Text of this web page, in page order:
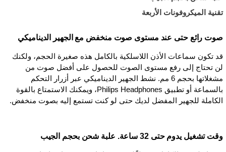
تقنية الميكروفونات الأربعة
صوت رائع حتى عند مستوى صوت منخفض مع الجهير الديناميكي
قد تكون سماعات الأذن اللاسلكية بالكامل هذه صغيرة الحجم، ولكنك
لن تحتاج إلى رفع مستوى الصوت للحصول على أفضل صوت من
مشغلاتها بحجم 6 مم. نشط الجهير الديناميكي عبر أزرار التحكم
بالسماعة أو تطبيق Philips Headphones، ويمكنك الاستمتاع بالقوة
الكاملة للجهير المفضل لديك حتى لو كنت تستمع إليه بصوت منخفض.
وقت تشغيل يدوم حتى 32 ساعة. علبة شحن بحجم الجيب